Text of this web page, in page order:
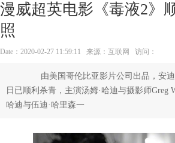
漫威超英电影《毒液2》
照
Date：2020-02-27 11:59:11 来源：互联网 访问：
由美国哥伦比亚影片公司出品，安迪
日已顺利杀青，主演汤姆·哈迪与摄影师
哈迪与伍迪·哈里森一